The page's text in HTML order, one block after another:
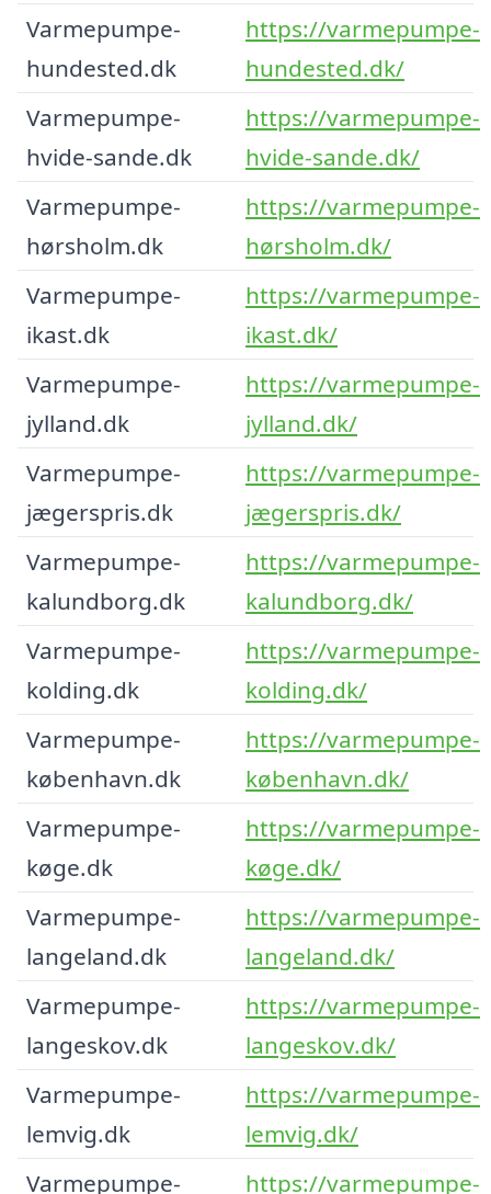
Varmepumpe-
hundested.dk
https://varmepumpe-
hundested.dk/
Varmepumpe-
hvide-sande.dk
https://varmepumpe-
hvide-sande.dk/
Varmepumpe-
hørsholm.dk
https://varmepumpe-
hørsholm.dk/
Varmepumpe-
ikast.dk
https://varmepumpe-
ikast.dk/
Varmepumpe-
jylland.dk
https://varmepumpe-
jylland.dk/
Varmepumpe-
jægerspris.dk
https://varmepumpe-
jægerspris.dk/
Varmepumpe-
kalundborg.dk
https://varmepumpe-
kalundborg.dk/
Varmepumpe-
kolding.dk
https://varmepumpe-
kolding.dk/
Varmepumpe-
københavn.dk
https://varmepumpe-
københavn.dk/
Varmepumpe-
køge.dk
https://varmepumpe-
køge.dk/
Varmepumpe-
langeland.dk
https://varmepumpe-
langeland.dk/
Varmepumpe-
langeskov.dk
https://varmepumpe-
langeskov.dk/
Varmepumpe-
lemvig.dk
https://varmepumpe-
lemvig.dk/
Varmepumpe-
https://varmepumpe-